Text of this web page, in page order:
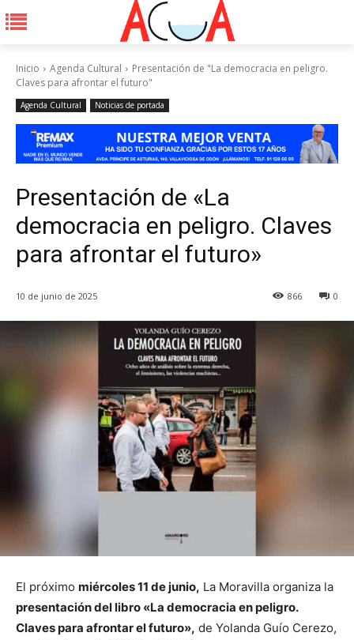
Inicio Agenda Cultural
Presentación de "La democracia en peligro.
Claves para afrontar el futuro"
Agenda Cultural Noticias de portada
Presentación de «La
democracia en peligro. Claves
para afrontar el futuro»
10 de junio de 2025 0
866
El próximo miércoles 11 de junio, La Moravilla organiza la
presentación del libro «La democracia en peligro.
Claves para afrontar el futuro», de Yolanda Guío Cerezo,